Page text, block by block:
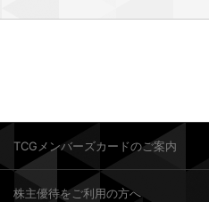
TCGメンバーズカードのご案内
株主優待をご利用の方へ